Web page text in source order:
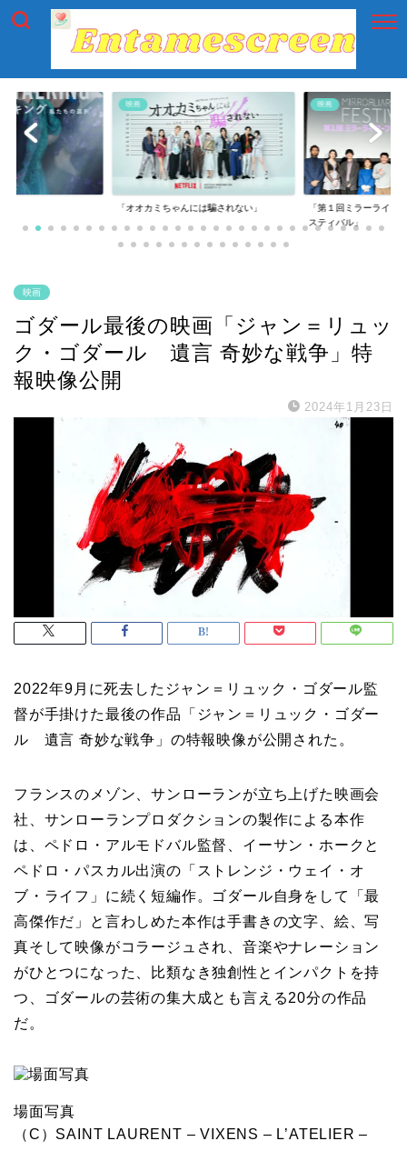
映画
「オオカミちゃんには騙されない」
映画
「第１回ミラーライア
スティバル」
映画
ゴダール最後の映画「ジャン＝リュッ
ク・ゴダール 遺言 奇妙な戦争」特
報映像公開
2024年1月23日
2022年9月に死去したジャン＝リュック・ゴダール監
督が手掛けた最後の作品「ジャン＝リュック・ゴダー
ル 遺言 奇妙な戦争」の特報映像が公開された。
フランスのメゾン、サンローランが立ち上げた映画会
社、サンローランプロダクションの製作による本作
は、ペドロ・アルモドバル監督、イーサン・ホークと
ペドロ・パスカル出演の「ストレンジ・ウェイ・オ
ブ・ライフ」に続く短編作。ゴダール自身をして「最
高傑作だ」と言わしめた本作は手書きの文字、絵、写
真そして映像がコラージュされ、音楽やナレーション
がひとつになった、比類なき独創性とインパクトを持
つ、ゴダールの芸術の集大成とも言える20分の作品
だ。
場面写真
（C）SAINT LAURENT – VIXENS – L’ATELIER –